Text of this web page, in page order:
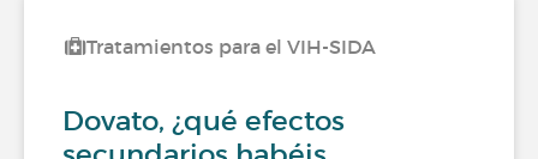
Tratamientos para el VIH-SIDA
Dovato, ¿qué efectos